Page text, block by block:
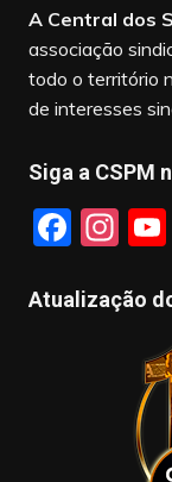
A Central dos
associação
todo o território
de interesses
Siga a CSPM
F
c
In
a
m
Y
Atualização